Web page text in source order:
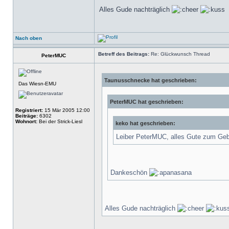
Alles Gude nachträglich
Nach oben
PeterMUC Betreff des Beitrags: Re: Glückwunsch Thread
Das Wiesn-EMU
Registriert: 15 Mär 2005 12:00
Beiträge: 6302
Wohnort: Bei der Strick-Liesl
Taunusschnecke hat geschrieben:
PeterMUC hat geschrieben:
keko hat geschrieben:
Leiber PeterMUC, alles Gute zum
Dankeschön
Alles Gude nachträglich